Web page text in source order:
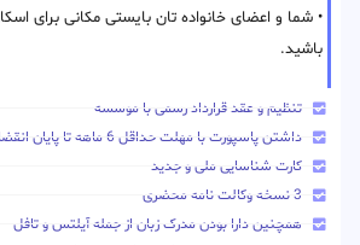
• شما و اعضای خانواده تان بایستی مکانی برای
باشید.
تنظیم و عقد قرارداد رسمی با موسسه
داشتن پاسپورت با مهلت حداقل 6 ماهه تا پایان انقضا
کارت شناسایی ملی و جدید
3 نسخه وکالت نامه محضری
همچنین دارا بودن مدرک زبان از جمله آیلتس و تافل